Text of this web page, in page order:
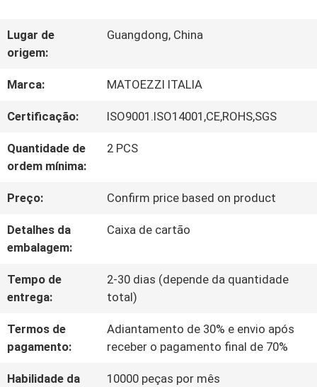
DE
RV
SOMOS
CONOSCO
NOTÍCIAS
Lugar de
origem:
Guangdong, China
Marca: MATOEZZI ITALIA
Certificação: ISO9001.ISO14001,CE,ROHS,SGS
Quantidade de
ordem mínima:
2 PCS
Preço: Confirm price based on product
Detalhes da
embalagem:
Caixa de cartão
Tempo de
entrega:
2-30 dias (depende da quantidade
total)
Termos de
pagamento:
Adiantamento de 30% e envio após
receber o pagamento final de 70%
Habilidade da
10000 peças por mês